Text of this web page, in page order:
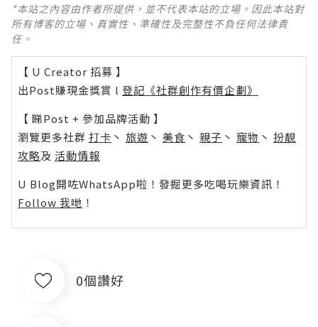
*本站之內容由作者所提供，並不代表本站的立場。因此本站對
所有博客的立場、真實性、準確性及完整性不負任何法律責
任。
【 U Creator 招募 】
出Post賺現金獎賞 l 登記《社群創作有價企劃》
【 睇Post + 參加品牌活動 】
瀏覽更多社群 打卡 丶 旅遊 丶 美食 丶 親子 丶 寵物 丶 扮靚
攻略及 活動情報
U Blog開咗WhatsApp啦！發掘更多吃喝玩樂資訊！
Follow 我哋 ！
0個讚好